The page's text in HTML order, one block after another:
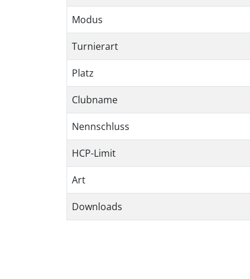
Modus
Turnierart
Platz
Clubname
Nennschluss
HCP-Limit
Art
Downloads